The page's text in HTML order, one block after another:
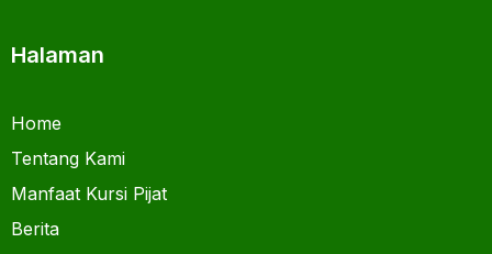
Halaman
Home
Tentang Kami
Manfaat Kursi Pijat
Berita